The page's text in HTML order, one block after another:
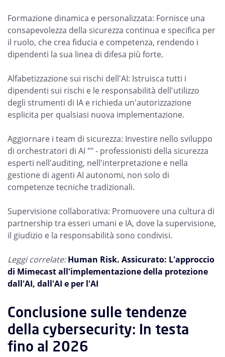
Formazione dinamica e personalizzata: Fornisce una
consapevolezza della sicurezza continua e specifica per
il ruolo, che crea fiducia e competenza, rendendo i
dipendenti la sua linea di difesa più forte.
Alfabetizzazione sui rischi dell'AI: Istruisca tutti i
dipendenti sui rischi e le responsabilità dell'utilizzo
degli strumenti di IA e richieda un'autorizzazione
esplicita per qualsiasi nuova implementazione.
Aggiornare i team di sicurezza: Investire nello sviluppo
di orchestratori di AI "" - professionisti della sicurezza
esperti nell'auditing, nell'interpretazione e nella
gestione di agenti AI autonomi, non solo di
competenze tecniche tradizionali.
Supervisione collaborativa: Promuovere una cultura di
partnership tra esseri umani e IA, dove la supervisione,
il giudizio e la responsabilità sono condivisi.
Leggi correlate:Human Risk. Assicurato: L'approccio
di Mimecast all'implementazione della protezione
dall'AI, dall'AI e per l'AI
Conclusione sulle tendenze
della cybersecurity: In testa
fino al 2026